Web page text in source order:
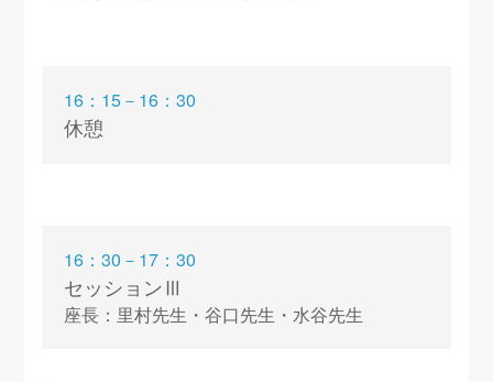
16：15－16：30
休憩
16：30－17：30
セッションⅢ
座長：里村先生・谷口先生・水谷先生